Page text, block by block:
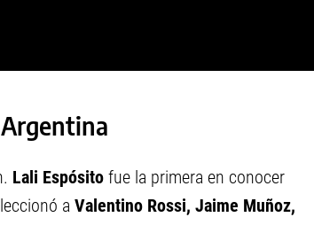
Lali Espósito fue la primera en conocer
a Valentino Rossi, Jaime Muñoz,